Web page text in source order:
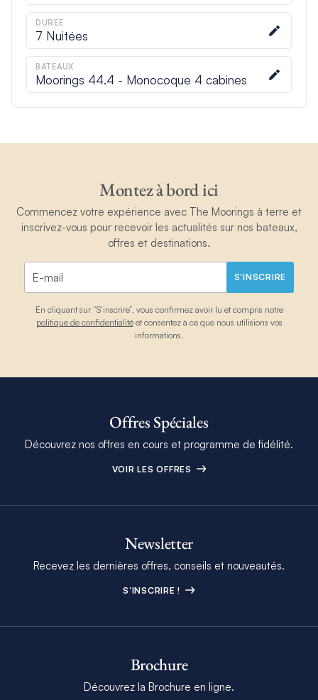
DURÉE
7 Nuitées
BATEAUX
Moorings 44.4 - Monocoque 4 cabines
Montez à bord ici
Commencez votre expérience avec The Moorings à terre et
inscrivez-vous pour recevoir les actualités sur nos bateaux,
offres et destinations.
S'INSCRIRE
En cliquant sur “S’inscrire”, vous confirmez avoir lu et compris notre
politique de confidentialitéet consentez à ce que nous utilisions vos
informations.
Offres Spéciales
Découvrez nos offres en cours et programme de fidélité.
VOIR LES OFFRES
Newsletter
Recevez les dernières offres, conseils et nouveautés.
S'INSCRIRE !
Brochure
Découvrez la Brochure en ligne.